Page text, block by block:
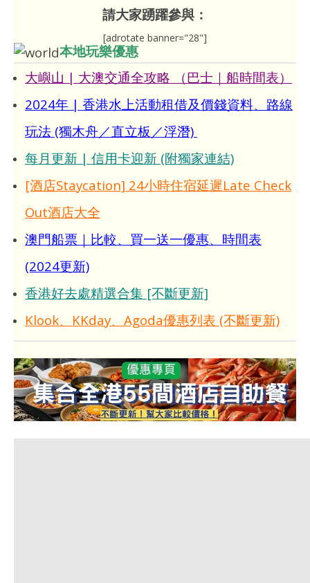
請大家踴躍參與：
[adrotate banner="28"]
本地玩樂優惠
大嶼山 | 大澳交通全攻略 （巴士｜船時間表）
2024年 | 香港水上活動租借及價錢資料、路線
玩法 (獨木舟／直立板／浮潛)
每月更新 | 信用卡迎新 (附獨家連結)
[酒店Staycation] 24小時住宿延遲Late Check
Out酒店大全
澳門船票｜比較、買一送一優惠、時間表
(2024更新)
香港好去處精選合集 [不斷更新]
Klook、KKday、Agoda優惠列表 (不斷更新)